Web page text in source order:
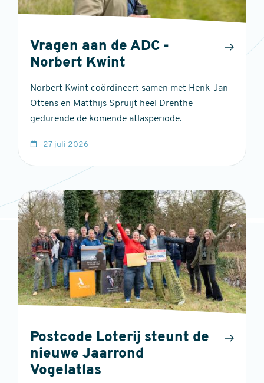
Vragen aan de ADC -
Norbert Kwint
Norbert Kwint coördineert samen met Henk-Jan
Ottens en Matthijs Spruijt heel Drenthe
gedurende de komende atlasperiode.
27 juli 2026
Postcode Loterij steunt de
nieuwe Jaarrond
Vogelatlas